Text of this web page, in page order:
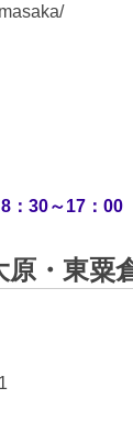
30～17：00
・東粟